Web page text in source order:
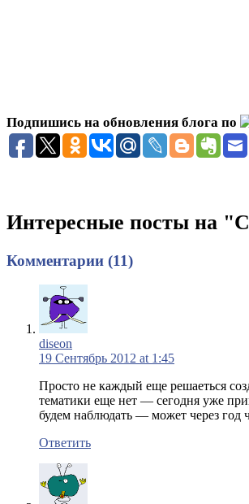
Подпишись на обновления блога по
Интересные посты на
Комментарии (11)
diseon
19 Сентябрь 2012 at 1:45
Просто не каждый еще решаеться
тематики еще нет — сегодня уже
будем наблюдать — может через год
Ответить